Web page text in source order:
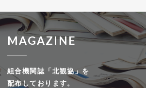
MAGAZINE
組合機関誌「北観協」を
配布しております。